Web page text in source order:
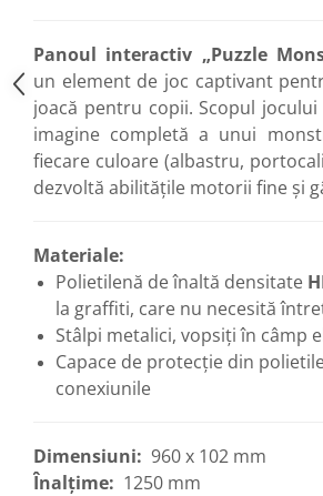
Panoul interactiv „Puzzle
un element de joc captivant
joacă pentru copii. Scopul
imagine completă a unui
fiecare culoare (albastru,
dezvoltă abilitățile motorii fine și
Materiale:
Polietilenă de înaltă densitate
la graffiti, care nu necesită
Stâlpi metalici, vopsiți în câmp
Capace de protecție din
conexiunile
Dimensiuni: 960 х 102 mm
Înalțime: 1250 mm